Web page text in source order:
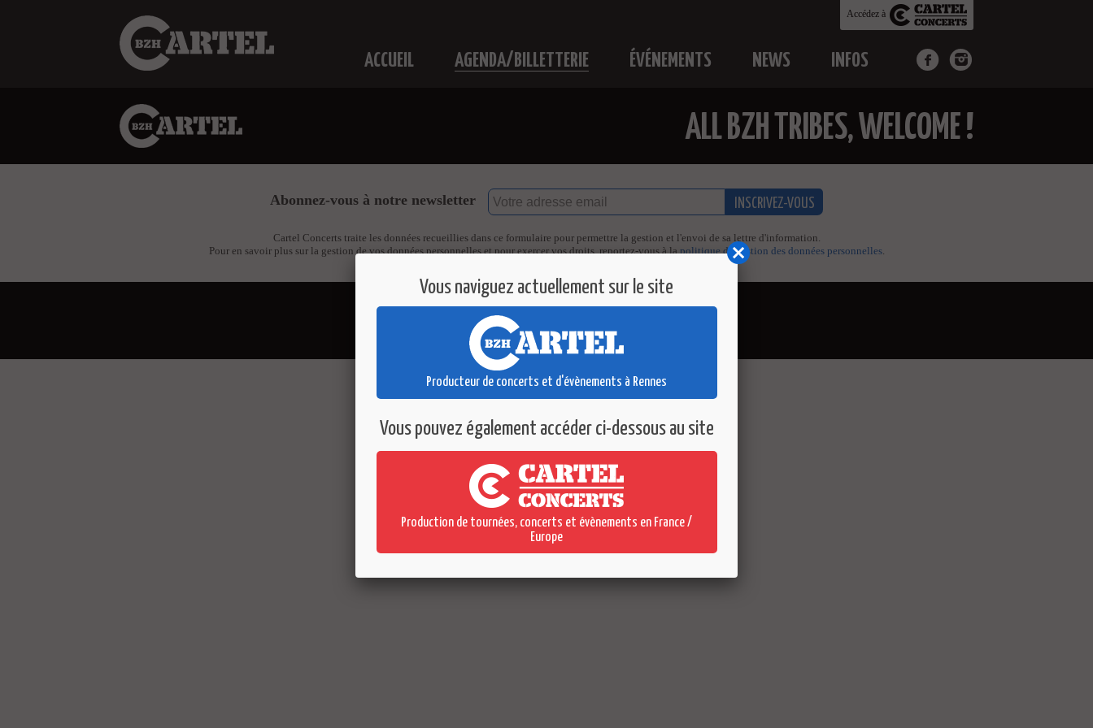
Accédez à
ACCUEIL AGENDA/BILLETTERIE ÉVÉNEMENTS NEWS INFOS
ALL BZH TRIBES, WELCOME !
Abonnez-vous à notre newsletter
Cartel Concerts traite les données recueillies dans ce formulaire pour permettre la gestion et l'envoi de sa lettre d'information.
Pour en savoir plus sur la gestion de vos données personnelles et pour exercer vos droits, reportez-vous à lapolitique de gestion des données personnelles.
Cartel BZH © Copyright 2026
Vous naviguez actuellement sur le site
Producteur de concerts et d'évènements à Rennes
Vous pouvez également accéder ci-dessous au site
Production de tournées, concerts et évènements en France /
Europe